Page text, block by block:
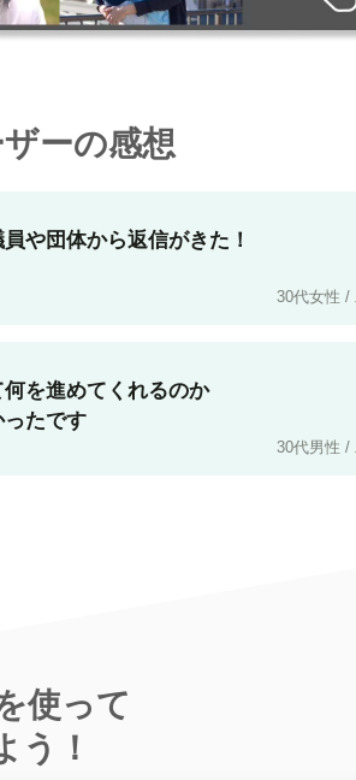
ーの感想
や団体から返信がきた！
30代女性 /
を進めてくれるのか
ったです
30代男性 /
使って
う！